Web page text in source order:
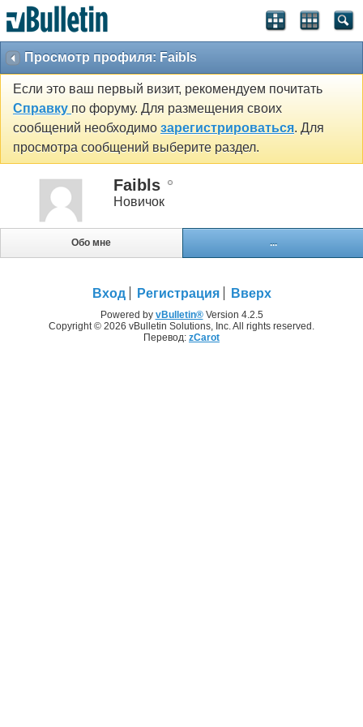
Просмотр профиля: Faibls
Если это ваш первый визит, рекомендуем почитать
Справку по форуму. Для размещения своих
сообщений необходимо зарегистрироваться. Для
просмотра сообщений выберите раздел.
Faibls
Новичок
Обо мне ...
Вход Регистрация Вверх
Powered by vBulletin®Version 4.2.5
Copyright © 2026 vBulletin Solutions, Inc. All rights reserved.
Перевод: zCarot